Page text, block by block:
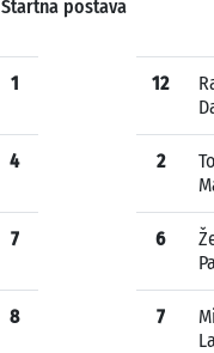
Startna postava
1
4
7
8
12
2
6
7